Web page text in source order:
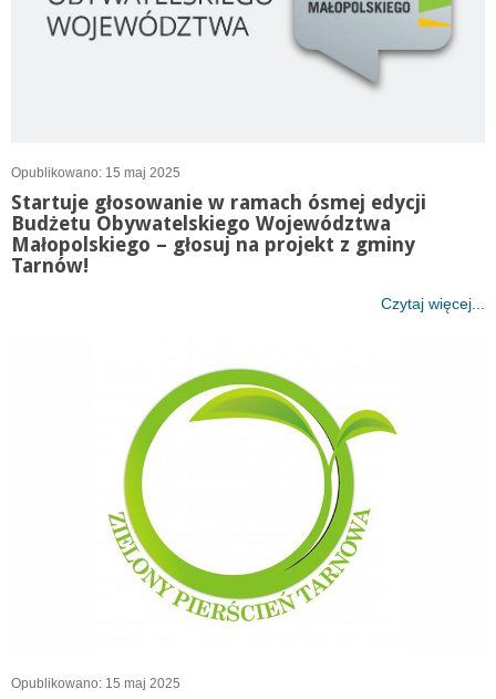
Opublikowano: 15 maj 2025
Startuje głosowanie w ramach ósmej edycji
Budżetu Obywatelskiego Województwa
Małopolskiego – głosuj na projekt z gminy
Tarnów!
Czytaj więcej...
Opublikowano: 15 maj 2025